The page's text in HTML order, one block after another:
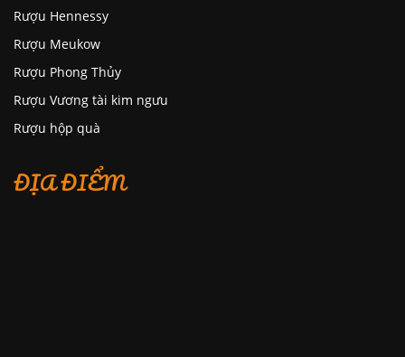
Rượu Hennessy
Rượu Meukow
Rượu Phong Thủy
Rượu Vương tài kim ngưu
Rượu hộp quà
ĐỊA ĐIỂM